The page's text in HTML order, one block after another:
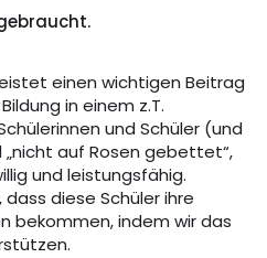
einen wichtigen Beitrag
in einem z.T.
und Schüler (und
„nicht auf Rosen gebettet“,
und leistungsfähig.
diese Schüler ihre
bekommen, indem wir das